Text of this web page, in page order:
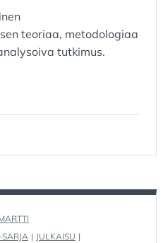
teoriaa, metodologiaa
tutkimus.
| JULKAISU |